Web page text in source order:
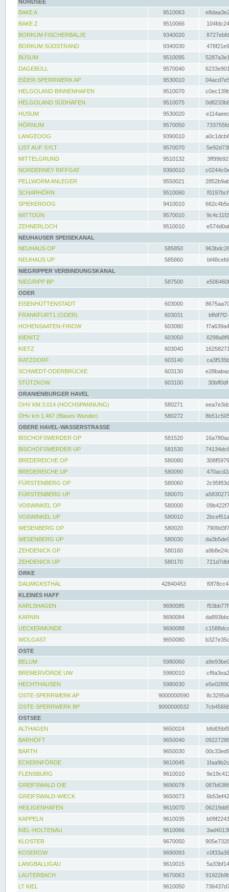
NORDSEE
BAKE A
9510063
BAKE Z
9510066
BORKUM FISCHERBALJE
9340020
BORKUM SÜDSTRAND
9340030
BÜSUM
9510095
DAGEBÜLL
9570040
EIDER-SPERRWERK AP
9530010
HELGOLAND BINNENHAFEN
9510070
HELGOLAND SÜDHAFEN
9510075
HUSUM
9530020
HÖRNUM
9570050
LANGEOOG
9390010
LIST AUF SYLT
9570070
MITTELGRUND
9510132
NORDERNEY RIFFGAT
9360010
PELLWORM ANLEGER
9550021
SCHARHÖRN
9510060
SPIEKEROOG
9410010
WITTDÜN
9570010
ZEHNERLOCH
9510010
NEUHAUSER SPEISEKANAL
NEUHAUS OP
585850
NEUHAUS UP
585860
NIEGRIPPER VERBINDUNGSKANAL
NIEGRIPP BP
587500
ODER
EISENHÜTTENSTADT
603000
FRANKFURT1 (ODER)
603031
HOHENSAATEN-FINOW
603080
KIENITZ
603050
KIETZ
603040
RATZDORF
603140
SCHWEDT-ODERBRÜCKE
603130
STÜTZKOW
603100
ORANIENBURGER HAVEL
OHV KM 3.014 (HOCHSPANNUNG)
580271
OHv km 1.467 (Blaues Wunder)
580272
OBERE HAVEL-WASSERSTRASSE
BISCHOFSWERDER OP
581520
BISCHOFSWERDER UP
581530
BREDEREICHE OP
580080
BREDEREICHE UP
580090
FÜRSTENBERG OP
580060
FÜRSTENBERG UP
580070
VOßWINKEL OP
580000
VOßWINKEL UP
580010
WESENBERG OP
580020
WESENBERG UP
580030
ZEHDENICK OP
580160
ZEHDENICK UP
580170
ORKE
DALWIGKSTHAL
42840453
KLEINES HAFF
KARLSHAGEN
9690085
KARNIN
9690084
UECKERMÜNDE
9690088
WOLGAST
9650080
OSTE
BELUM
5980060
BREMERVÖRDE UW
5980010
HECHTHAUSEN
5980030
OSTE-SPERRWERK AP
9000000590
OSTE-SPERRWERK BP
9000000532
OSTSEE
ALTHAGEN
9650024
BARHÖFT
9650040
BARTH
9650030
ECKERNFÖRDE
9610045
FLENSBURG
9610010
GREIFSWALD OIE
9690078
GREIFSWALD-WIECK
9650073
HEILIGENHAFEN
9610070
KAPPELN
9610035
KIEL-HOLTENAU
9610066
KLOSTER
9670050
KOSEROW
9690093
LANGBALLIGAU
9610015
LAUTERBACH
9670063
LT KIEL
9610050